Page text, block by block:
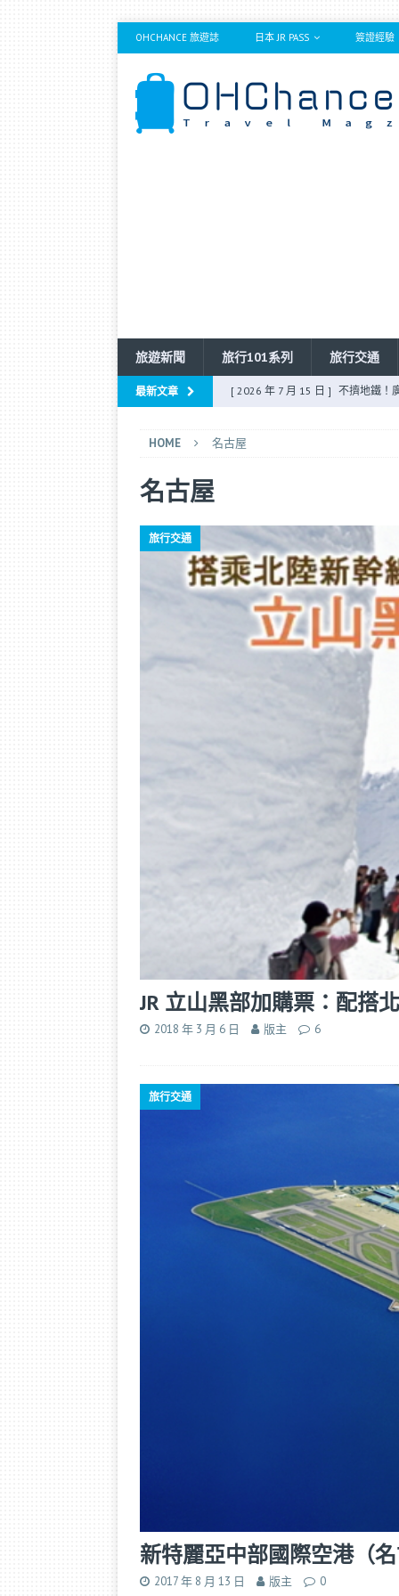
OHCHANCE 旅遊誌 日本 JR PASS 簽證經驗
旅遊新聞 旅行101系列 旅行交通
最新文章 [ 2026 年 6 月 28 日 ] 長榮選位小
[ 2025 年 9 月 14 日 ]
HOME 名古屋
名古屋
旅行交通
JR 立山黑部加購票：配搭
2018 年 3 月 6 日 版主 6
旅行交通
新特麗亞中部國際空港（
2017 年 8 月 13 日 版主 0